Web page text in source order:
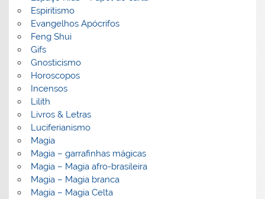
Espiritismo
Evangelhos Apócrifos
Feng Shui
Gifs
Gnosticismo
Horoscopos
Incensos
Lilith
Livros & Letras
Luciferianismo
Magia
Magia – garrafinhas mágicas
Magia – Magia afro-brasileira
Magia – Magia branca
Magia – Magia Celta